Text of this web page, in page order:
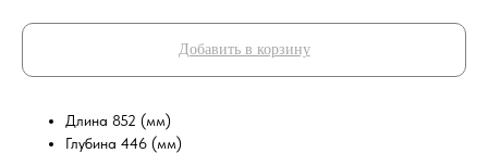
Добавить в корзину
Длина 852 (мм)
Глубина 446 (мм)